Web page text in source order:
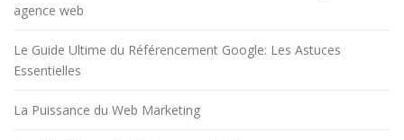
agence web
Le Guide Ultime du Référencement Google: Les Astuces
Essentielles
La Puissance du Web Marketing